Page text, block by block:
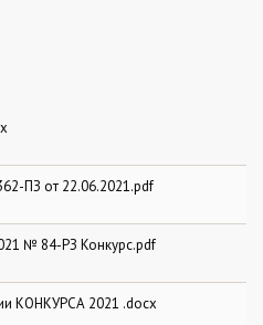
ПЗ от 22.06.2021.pdf
№ 84-РЗ Конкурс.pdf
КОНКУРСА 2021 .docx